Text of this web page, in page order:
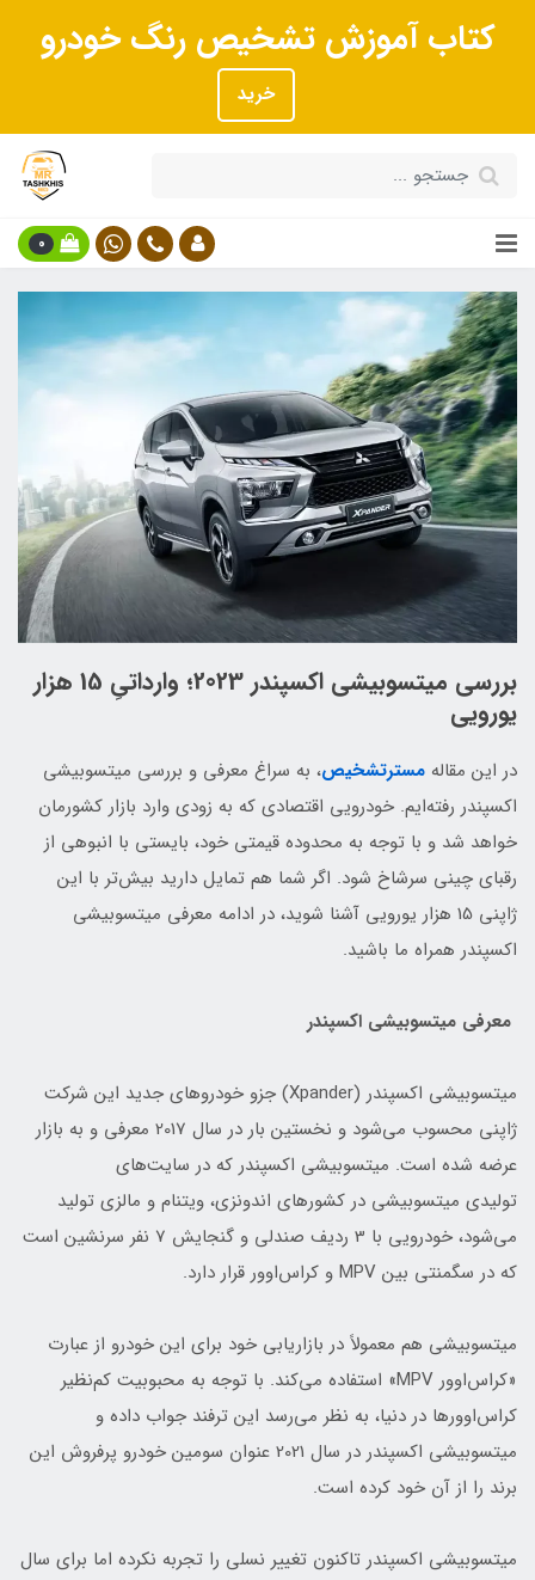
کتاب آموزش تشخیص رنگ خودرو
خرید
0
بررسی میتسوبیشی اکسپندر 2023؛ وارداتیِ 15 هزار
یورویی
در این مقاله مسترتشخیص، به سراغ معرفی و بررسی میتسوبیشی
اکسپندر رفته‌ایم. خودرویی اقتصادی که به زودی وارد بازار کشورمان
خواهد شد و با توجه به محدوده قیمتی خود، بایستی با انبوهی از
رقبای چینی سرشاخ شود. اگر شما هم تمایل دارید بیش‌تر با این
ژاپنی 15 هزار یورویی آشنا شوید، در ادامه معرفی میتسوبیشی
اکسپندر همراه ما باشید.
معرفی میتسوبیشی اکسپندر
میتسوبیشی اکسپندر (Xpander) جزو خودروهای جدید این شرکت
ژاپنی محسوب می‌شود و نخستین بار در سال 2017 معرفی و به بازار
عرضه شده است. میتسوبیشی اکسپندر که در سایت‌های
تولیدی میتسوبیشی در کشورهای اندونزی، ویتنام و مالزی تولید
می‌شود، خودرویی با 3 ردیف صندلی و گنجایش 7 نفر سرنشین است
که در سگمنتی بین MPV و کراس‌اوور قرار دارد.
میتسوبیشی هم معمولاً در بازاریابی خود برای این خودرو از عبارت
«کراس‌اوور MPV» استفاده می‌کند. با توجه به محبوبیت کم‌نظیر
کراس‌اوورها در دنیا، به نظر می‌رسد این ترفند جواب داده و
میتسوبیشی اکسپندر در سال 2021 عنوان سومین خودرو پرفروش این
برند را از آن خود کرده است.
میتسوبیشی اکسپندر تاکنون تغییر نسلی را تجربه نکرده اما برای سال